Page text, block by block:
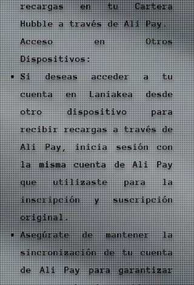
recargas en tu Cartera
Hubble a través de Ali Pay.
Acceso en Otros
Dispositivos:
Si deseas acceder a tu
cuenta en Laniakea desde
otro dispositivo para
recibir recargas a través de
Ali Pay, inicia sesión con
la misma cuenta de Ali Pay
que utilizaste para la
inscripción y suscripción
original.
Asegúrate de mantener la
sincronización de tu cuenta
de Ali Pay para garantizar